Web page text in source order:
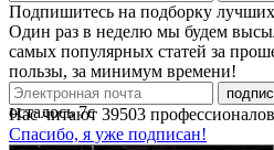
Подпишитесь на подборку лучших
Один раз в неделю мы будем
самых популярных статей за
пользы, за минимум времени!
Нас читают 39503
Спасибо, я уже подписан!
осталось7с